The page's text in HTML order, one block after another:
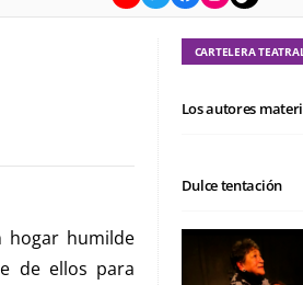
hogar humilde
de ellos para
CARTELERA
Los autores
Dulce tentación